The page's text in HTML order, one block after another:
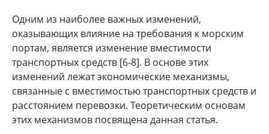
Одним из наиболее важных изменений,
оказывающих влияние на требования к морским
портам, является изменение вместимости
транспортных средств [6-8]. В основе этих
изменений лежат экономические механизмы,
связанные с вместимостью транспортных средств и
расстоянием перевозки. Теоретическим основам
этих механизмов посвящена данная статья.